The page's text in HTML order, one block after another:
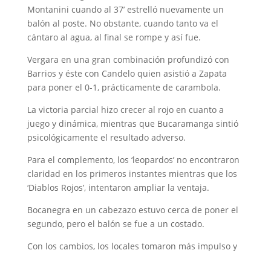
Montanini cuando al 37’ estrelló nuevamente un
balón al poste. No obstante, cuando tanto va el
cántaro al agua, al final se rompe y así fue.
Vergara en una gran combinación profundizó con
Barrios y éste con Candelo quien asistió a Zapata
para poner el 0-1, prácticamente de carambola.
La victoria parcial hizo crecer al rojo en cuanto a
juego y dinámica, mientras que Bucaramanga sintió
psicológicamente el resultado adverso.
Para el complemento, los ‘leopardos’ no encontraron
claridad en los primeros instantes mientras que los
‘Diablos Rojos’, intentaron ampliar la ventaja.
Bocanegra en un cabezazo estuvo cerca de poner el
segundo, pero el balón se fue a un costado.
Con los cambios, los locales tomaron más impulso y